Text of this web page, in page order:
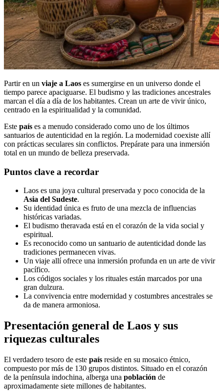
Partir en un viaje a Laos es sumergirse en un universo donde el
tiempo parece apaciguarse. El budismo y las tradiciones ancestrales
marcan el día a día de los habitantes. Crean un arte de vivir único,
centrado en la espiritualidad y la comunidad.
Este país es a menudo considerado como uno de los últimos
santuarios de autenticidad en la región. La modernidad coexiste allí
con prácticas seculares sin conflictos. Prepárate para una inmersión
total en un mundo de belleza preservada.
Puntos clave a recordar
Laos es una joya cultural preservada y poco conocida de la
Asia del Sudeste.
Su identidad única es fruto de una mezcla de influencias
históricas variadas.
El budismo theravada está en el corazón de la vida social y
espiritual.
Es reconocido como un santuario de autenticidad donde las
tradiciones permanecen vivas.
Un viaje allí ofrece una inmersión profunda en un arte de vivir
pacífico.
Los códigos sociales y los rituales están marcados por una
gran dulzura.
La convivencia entre modernidad y costumbres ancestrales se
da de manera armoniosa.
Presentación general de Laos y sus
riquezas culturales
El verdadero tesoro de este país reside en su mosaico étnico,
compuesto por más de 130 grupos distintos. Situado en el corazón
de la península indochina, alberga una población de
aproximadamente siete millones de habitantes.